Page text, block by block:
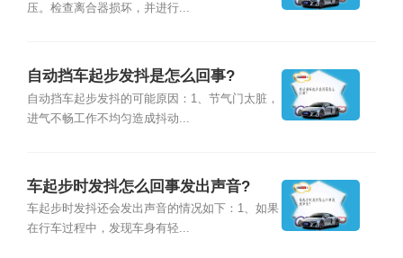
压。检查离合器损坏，并进行...
自动挡车起步发抖是怎么回事?
自动挡车起步发抖的可能原因：1、节气门太脏，
进气不畅工作不均匀造成抖动...
车起步时发抖怎么回事发出声音?
车起步时发抖还会发出声音的情况如下：1、如果
在行车过程中，发现车身有轻...